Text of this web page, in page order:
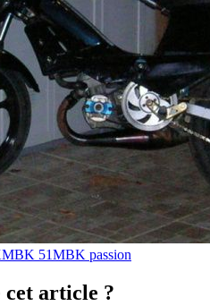
MBK 51MBK passion
cet article ?